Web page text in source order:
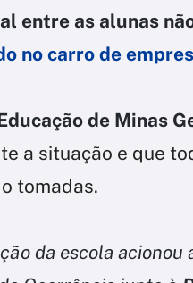
entre as alunas
no carro de
de Minas
a situação e que
tomadas.
da escola acionou